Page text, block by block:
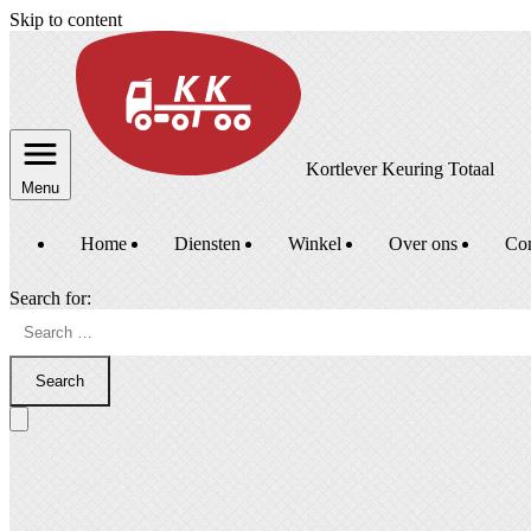
Skip to content
Menu
Kortlever Keuring Totaal
Home Diensten Winkel Over ons
Search for:
Search